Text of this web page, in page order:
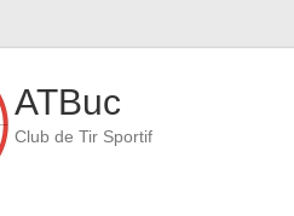
ATBuc
Club de Tir Sportif